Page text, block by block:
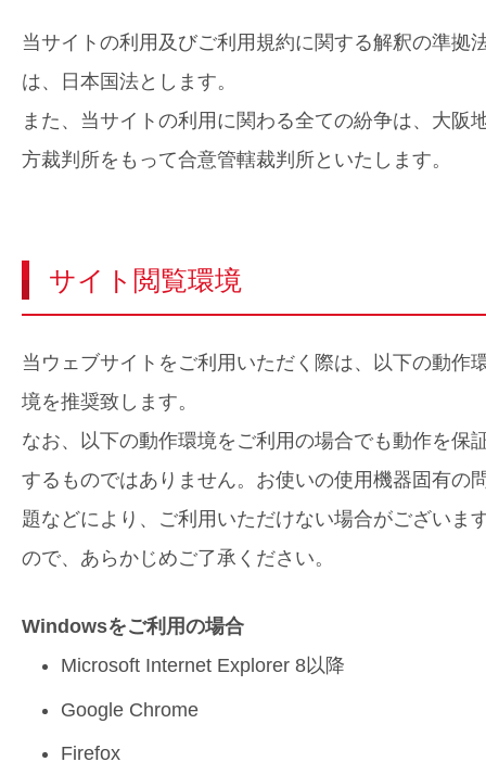
当サイトの利用及びご利用規約に関する解釈の準拠
は、日本国法とします。
また、当サイトの利用に関わる全ての紛争は、大阪
方裁判所をもって合意管轄裁判所といたします。
サイト閲覧環境
当ウェブサイトをご利用いただく際は、以下の動作
境を推奨致します。
なお、以下の動作環境をご利用の場合でも動作を保
するものではありません。お使いの使用機器固有の
題などにより、ご利用いただけない場合がございま
ので、あらかじめご了承ください。
Windowsをご利用の場合
Microsoft Internet Explorer 8以降
Google Chrome
Firefox